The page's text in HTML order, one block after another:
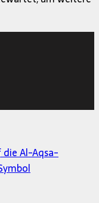
die Al-Aqsa-